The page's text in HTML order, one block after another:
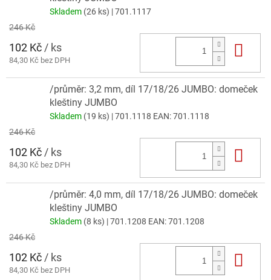
Skladem (26 ks) | 701.1117
246 Kč
102 Kč / ks
84,30 Kč bez DPH
/průměr: 3,2 mm, díl 17/18/26 JUMBO: domeček
kleštiny JUMBO
Skladem (19 ks) | 701.1118 EAN:701.1118
246 Kč
102 Kč/ ks
84,30 Kč bez DPH
/průměr: 4,0 mm, díl 17/18/26 JUMBO: domeček
kleštiny JUMBO
Skladem (8 ks) | 701.1208 EAN:701.1208
246 Kč
102 Kč / ks
84,30 Kč bez DPH